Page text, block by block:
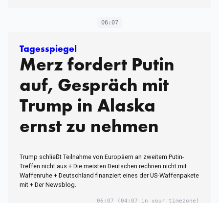
06:07
Tagesspiegel
Merz fordert Putin
auf, Gespräch mit
Trump in Alaska
ernst zu nehmen
Trump schließt Teilnahme von Europäern an zweitem Putin-
Treffen nicht aus + Die meisten Deutschen rechnen nicht mit
Waffenruhe + Deutschland finanziert eines der US-Waffenpakete
mit + Der Newsblog.
06:07 (04:07 in your timezone)